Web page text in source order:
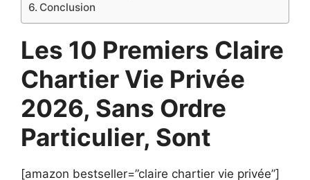
Conclusion
Les 10 Premiers Claire
Chartier Vie Privée
2026, Sans Ordre
Particulier, Sont
[amazon bestseller=”claire chartier vie privée”]